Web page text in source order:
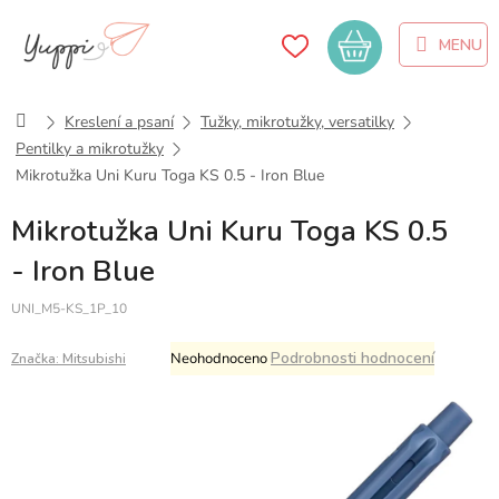
obsah
Nákupní
košík
DomůKreslení a psaní
Tužky, mikrotužky, versatilky
Pentilky a mikrotužky
Mikrotužka Uni Kuru Toga KS 0.5 - Iron Blue
Mikrotužka Uni Kuru Toga KS 0.5
- Iron Blue
UNI_M5-KS_1P_10
Průměrné
hodnocení
NeohodnocenoPodrobnosti hodnocení
Značka: Mitsubishi